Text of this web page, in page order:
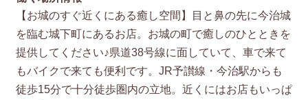
【お城のすぐ近くにある癒し空間】目と鼻の先に今治城
を臨む城下町にあるお店。お城の町で癒しのひとときを
提供してください♪県道38号線に面していて、車で来て
もバイクで来ても便利です。JR予讃線・今治駅からも
徒歩15分で十分徒歩圏内の立地。近くにはお店もいっぱ